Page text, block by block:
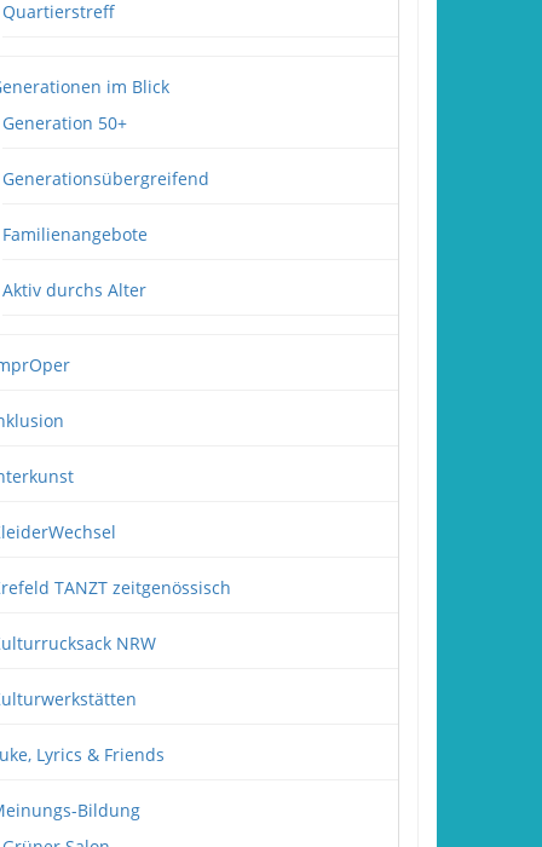
Quartierstreff
im Blick
Generation 50+
Generationsübergreifend
Familienangebote
Aktiv durchs Alter
TANZT zeitgenössisch
NRW
Lyrics & Friends
Bildung